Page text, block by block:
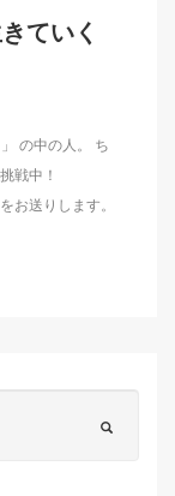
ていく
の中の人。 ち
戦中！
お送りします。